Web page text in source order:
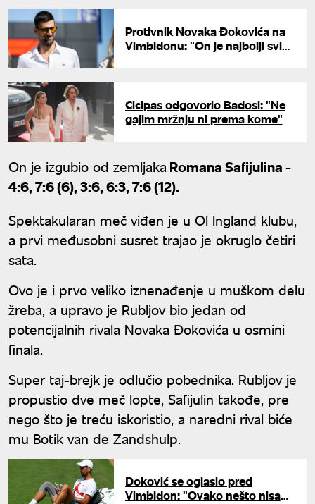
Protivnik Novaka Đokovića na
Vimbldonu: "On je najbolji svih
Cicipas odgovorio Badosi: "Ne
gajim mržnju ni prema kome"
On je izgubio od zemljaka Romana Safijulina -
4:6, 7:6 (6), 3:6, 6:3, 7:6 (12).
Spektakularan meč viđen je u Ol Ingland klubu,
a prvi međusobni susret trajao je okruglo četiri
sata.
Ovo je i prvo veliko iznenađenje u muškom delu
žreba, a upravo je Rubljov bio jedan od
potencijalnih rivala Novaka Đokovića u osmini
finala.
Super taj-brejk je odlučio pobednika. Rubljov je
propustio dve meč lopte, Safijulin takođe, pre
nego što je treću iskoristio, a naredni rival biće
mu Botik van de Zandshulp.
Đoković se oglasio pred
Vimbldon: "Ovako nešto nisam